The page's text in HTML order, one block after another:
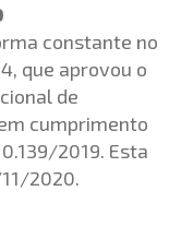
constante no
que aprovou o
de
cumprimento
2019. Esta
2020.